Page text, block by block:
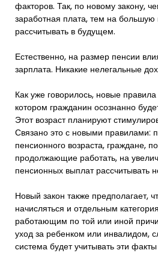
факторов. Так, по новому закону,
заработная плата, тем на
рассчитывать в будущем.
Естественно, на размер пенсии
зарплата. Никакие нелегальные
Как уже говорилось, новые
котором гражданин осознанно
Этот возраст планируют
Связано это с новыми правилами:
пенсионного возраста, граждане,
продолжающие работать, на
пенсионных выплат рассчитывать
Новый закон также предполагает,
начисляться и отдельным
работающим по той или иной
уход за ребенком или инвалидом,
система будет учитывать эти